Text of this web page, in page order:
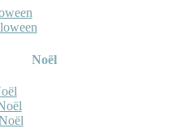
Noël